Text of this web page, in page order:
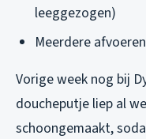
leeggezogen)
Meerdere
Vorige week nog bij
doucheputje liep al
schoongemaakt,